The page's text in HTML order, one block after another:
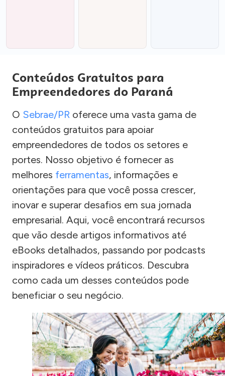
Conteúdos Gratuitos para
Empreendedores do Paraná
O Sebrae/PR oferece uma vasta gama de
conteúdos gratuitos para apoiar
empreendedores de todos os setores e
portes. Nosso objetivo é fornecer as
melhores ferramentas, informações e
orientações para que você possa crescer,
inovar e superar desafios em sua jornada
empresarial. Aqui, você encontrará recursos
que vão desde artigos informativos até
eBooks detalhados, passando por podcasts
inspiradores e vídeos práticos. Descubra
como cada um desses conteúdos pode
beneficiar o seu negócio.